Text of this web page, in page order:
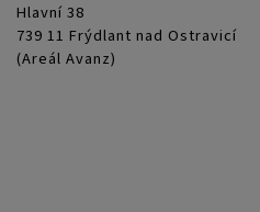
Hlavní 38
739 11 Frýdlant nad Ostravicí
(Areál Avanz)